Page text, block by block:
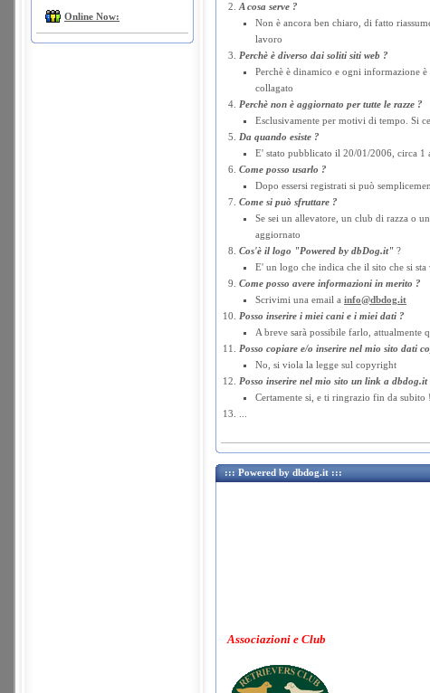
Online Now:
A cosa serve ?
Non è ancora ben chiaro, di fatto
lavoro
Perchè è diverso dai soliti siti web ?
Perchè è dinamico e ogni informazione
collagato
Perchè non è aggiornato per tutte le razze ?
Esclusivamente per motivi di tempo. Si
Da quando esiste ?
E' stato pubblicato il 20/01/2006, circa 1
Come posso usarlo ?
Dopo essersi registrati si può
Come si può sfruttare ?
Se sei un allevatore, un club di razza o
aggiornato
Cos'è il logo "Powered by dbDog.it" ?
E' un logo che indica che il sito che si
Come posso avere informazioni in merito ?
Scrivimi una email a info@dbdog.it
Posso inserire i miei cani e i miei dati ?
A breve sarà possibile farlo, attualmente
Posso copiare e/o inserire nel mio sito dati
No, si viola la legge sul copyright
Posso inserire nel mio sito un link a dbdog.it
Certamente si, e ti ringrazio fin da subito !
::: Powered by dbdog.it :::
Associazioni e Club